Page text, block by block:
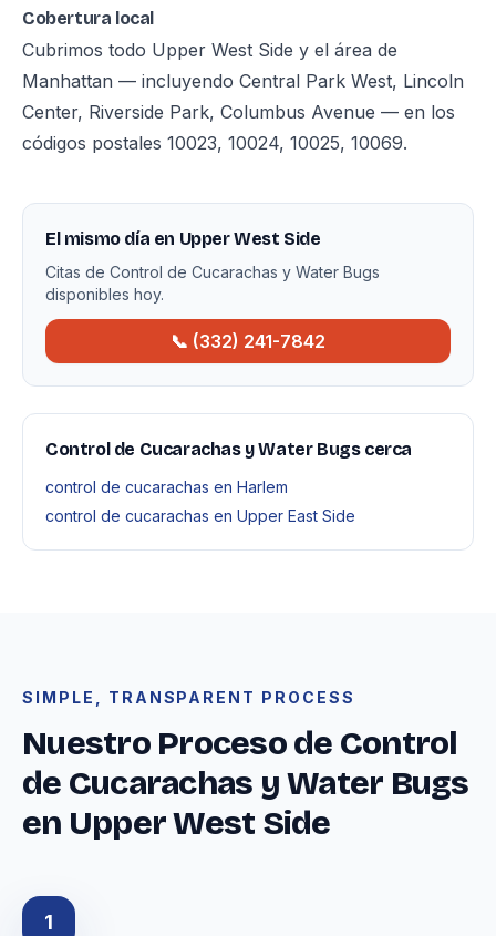
Cobertura local
Cubrimos todo Upper West Side y el área de
Manhattan — incluyendo Central Park West, Lincoln
Center, Riverside Park, Columbus Avenue — en los
códigos postales 10023, 10024, 10025, 10069.
El mismo día en Upper West Side
Citas de Control de Cucarachas y Water Bugs
disponibles hoy.
📞 (332) 241-7842
Control de Cucarachas y Water Bugs cerca
control de cucarachas en Harlem
control de cucarachas en Upper East Side
SIMPLE, TRANSPARENT PROCESS
Nuestro Proceso de Control
de Cucarachas y Water Bugs
en Upper West Side
1